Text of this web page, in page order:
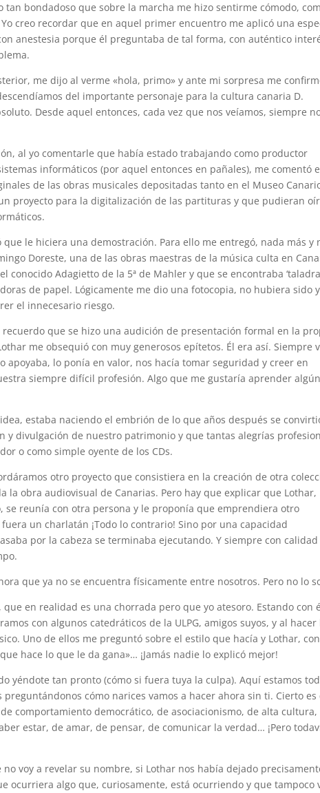
bondadoso que sobre la marcha me hizo sentirme cómodo,
creo recordar que en aquel primer encuentro me aplicó una
anestesia porque él preguntaba de tal forma, con auténtico
me dijo al verme «hola, primo» y ante mi sorpresa me
del importante personaje para la cultura canaria D.
Desde aquel entonces, cada vez que nos veíamos, siempre
al yo comentarle que había estado trabajando como productor
informáticos (por aquel entonces en pañales), me comentó
de las obras musicales depositadas tanto en el Museo
proyecto para la digitalización de las partituras y que pudieran
le hiciera una demostración. Para ello me entregó, nada más y
Doreste, una de las obras maestras de la música culta en
Adagietto de la 5ª de Mahler y que se encontraba
de papel. Lógicamente me dio una fotocopia, no hubiera sido
el innecesario riesgo.
que se hizo una audición de presentación formal en la
me obsequió con muy generosos epítetos. Él era así. Siempre
apoyaba, lo ponía en valor, nos hacía tomar seguridad y creer en
siempre difícil profesión. Algo que me gustaría aprender
estaba naciendo el embrión de lo que años después se
y divulgación de nuestro patrimonio y que tantas alegrías
o como simple oyente de los CDs.
otro proyecto que consistiera en la creación de otra
la obra audiovisual de Canarias. Pero hay que explicar que Lothar,
se reunía con otra persona y le proponía que emprendiera otro
un charlatán ¡Todo lo contrario! Sino por una capacidad
por la cabeza se terminaba ejecutando. Y siempre con
que ya no se encuentra físicamente entre nosotros. Pero no lo
en realidad es una chorrada pero que yo atesoro. Estando con
con algunos catedráticos de la ULPG, amigos suyos, y al hacer
Uno de ellos me preguntó sobre el estilo que hacía y Lothar,
hace lo que le da gana»… ¡Jamás nadie lo explicó mejor!
yéndote tan pronto (cómo si fuera tuya la culpa). Aquí estamos
cómo narices vamos a hacer ahora sin ti. Cierto es
comportamiento democrático, de asociacionismo, de alta cultura,
estar, de amar, de pensar, de comunicar la verdad… ¡Pero
voy a revelar su nombre, si Lothar nos había dejado
ocurriera algo que, curiosamente, está ocurriendo y que tampoco